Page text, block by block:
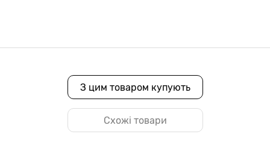
З цим товаром купують
Схожі товари